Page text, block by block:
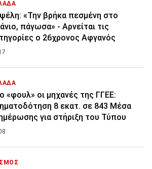
«Την βρήκα πεσμένη στο
πάγωσα» - Αρνείται τις
ο 26χρονος Αφγανός
«φουλ» οι μηχανές της ΓΓΕΕ:
8 εκατ. σε 843 Μέσα
για στήριξη του Τύπου